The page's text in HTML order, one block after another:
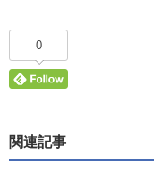
0
関連記事